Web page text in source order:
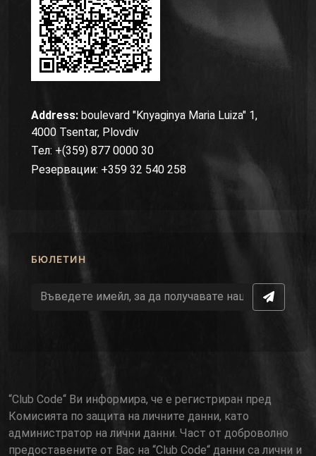
Address: boulevard "Knyaginya Maria Luiza" 1,
4000 Tsentar, Plovdiv
Тел: +(359) 877 0000 30
Резервации: +359 32 540 258
БЮЛЕТИН
“Club Code“ Ви информира, че е регистриран пред
Комисията по защита на личните данни, като
администратор на лични данни. Част от доброволно
предоставените от Вас на “Club Code“ данни са лични и